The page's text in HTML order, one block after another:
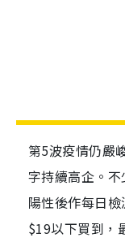
第5波疫情仍嚴
字持續高企。
陽性後作每日
$19以下買到，